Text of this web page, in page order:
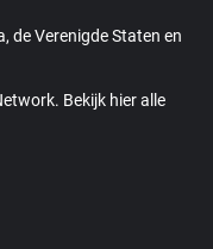
de Verenigde Staten en
Bekijk hier alle